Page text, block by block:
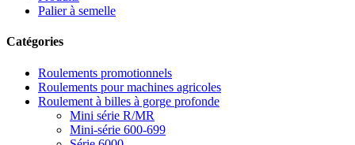
Palier à semelle
Catégories
Roulements promotionnels
Roulements pour machines agricoles
Roulement à billes à gorge profonde
Mini série R/MR
Mini-série 600-699